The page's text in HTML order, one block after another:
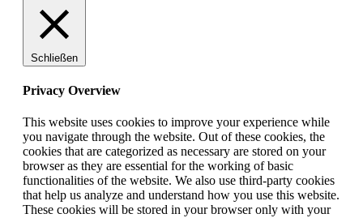
Schließen
Privacy Overview
This website uses cookies to improve your experience while
you navigate through the website. Out of these cookies, the
cookies that are categorized as necessary are stored on your
browser as they are essential for the working of basic
functionalities of the website. We also use third-party cookies
that help us analyze and understand how you use this website.
These cookies will be stored in your browser only with your